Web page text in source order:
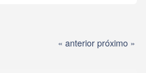
« anteriorpróximo »